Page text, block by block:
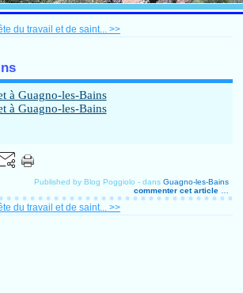
du travail et de saint... >>
Published by Blog Poggiolo - dans Guagno-les-Bains
commenter cet article
du travail et de saint... >>